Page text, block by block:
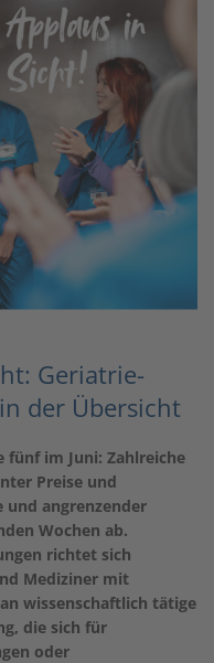
Geriatrie-
der Übersicht
fünf im Juni: Zahlreiche
Preise und
und angrenzender
Wochen ab.
richtet sich
Mediziner mit
wissenschaftlich tätige
die sich für
oder